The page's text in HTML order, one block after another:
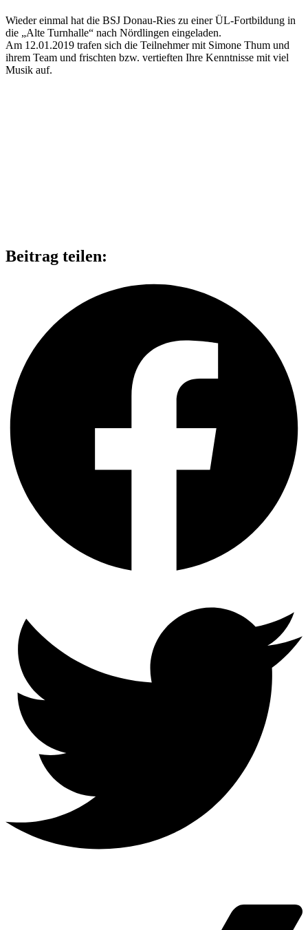
Wie­der ein­mal hat die BSJ Donau-Ries zu einer ÜL-Fort­bil­dung in
die „Alte Turn­halle“ nach Nörd­lin­gen ein­ge­la­den.
Am 12.01.2019 tra­fen sich die Teil­neh­mer mit Simone Thum und
ihrem Team und frisch­ten bzw. ver­tief­ten Ihre Kennt­nisse mit viel
Musik auf.
Beitrag teilen: